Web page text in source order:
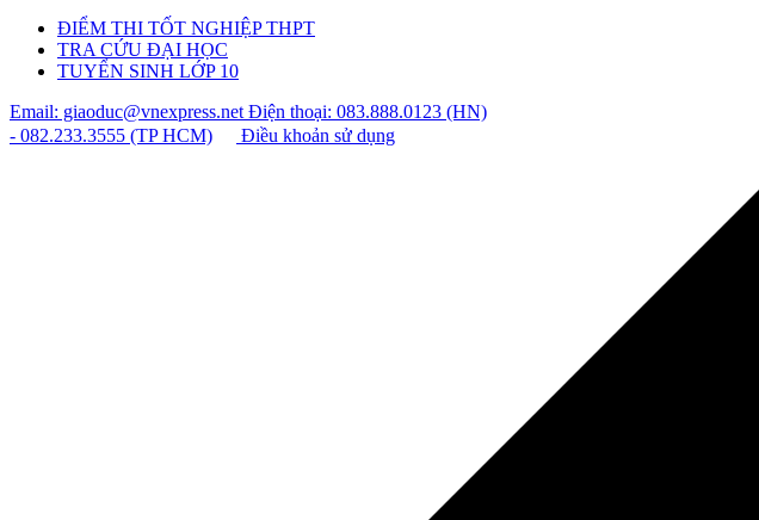
ĐIỂM THI TỐT NGHIỆP THPT
TRA CỨU ĐẠI HỌC
TUYỂN SINH LỚP 10
Email: giaoduc@vnexpress.netĐiện thoại: 083.888.0123 (HN)
- 082.233.3555 (TP HCM)
Điều khoản sử dụng